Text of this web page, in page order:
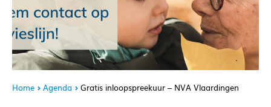
Home Agenda Gratis inloopspreekuur – NVA Vlaardingen